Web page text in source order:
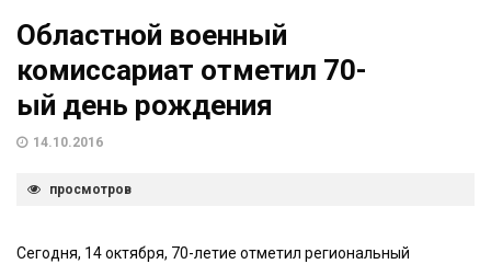
Областной военный
комиссариат отметил 70-
ый день рождения
14.10.2016
просмотров
Сегодня, 14 октября, 70-летие отметил региональный